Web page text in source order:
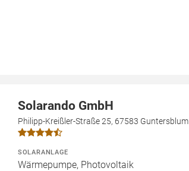
Solarando GmbH
Philipp-Kreißler-Straße 25, 67583 Guntersblum
SOLARANLAGE
Wärmepumpe, Photovoltaik